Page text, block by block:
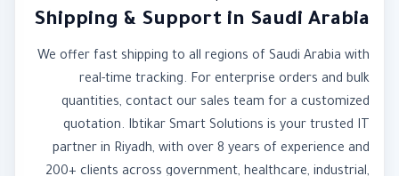
Shipping & Support in Saudi Arabia
We offer fast shipping to all regions of Saudi Arabia with
real-time tracking. For enterprise orders and bulk
quantities, contact our sales team for a customized
quotation. Ibtikar Smart Solutions is your trusted IT
partner in Riyadh, with over 8 years of experience and
200+ clients across government, healthcare, industrial,